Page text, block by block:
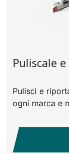
Puliscale
Pulisci e
ogni marca e